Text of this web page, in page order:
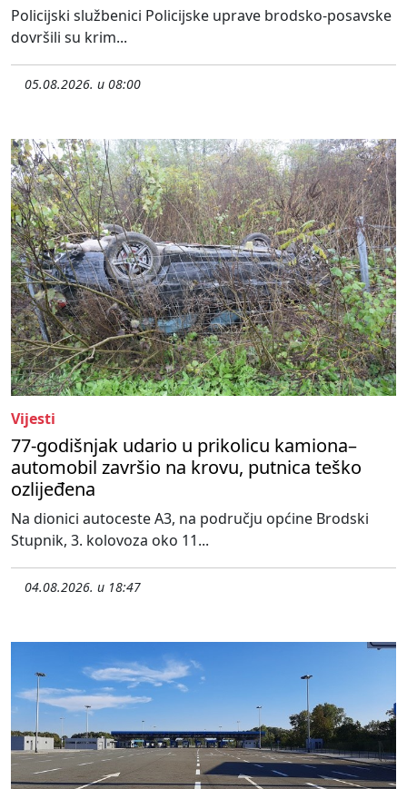
Policijski službenici Policijske uprave brodsko-posavske
dovršili su krim...
05.08.2026. u 08:00
Vijesti
77-godišnjak udario u prikolicu kamiona–
automobil završio na krovu, putnica teško
ozlijeđena
Na dionici autoceste A3, na području općine Brodski
Stupnik, 3. kolovoza oko 11...
04.08.2026. u 18:47